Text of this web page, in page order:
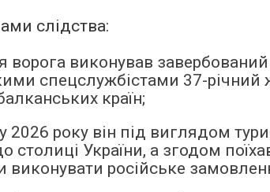
слідства:
ворога виконував завербований
спецслужбістами 37-річний
країн;
2026 року він під виглядом
столиці України, а згодом
виконувати російське